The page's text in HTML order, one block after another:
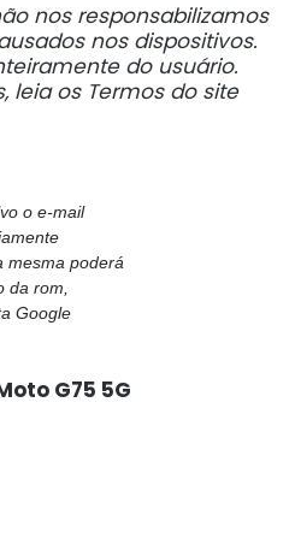
nos responsabilizamos
nos dispositivos.
do usuário.
leia os Termos do site
o e-mail
mesma poderá
da rom,
Google
G75 5G